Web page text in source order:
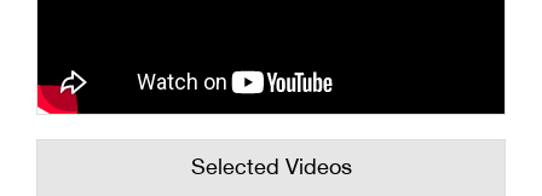
Selected Videos